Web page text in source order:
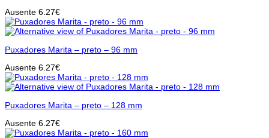
Ausente 6.27€
Puxadores Marita – preto – 96 mm
Ausente 6.27€
Puxadores Marita – preto – 128 mm
Ausente 6.27€